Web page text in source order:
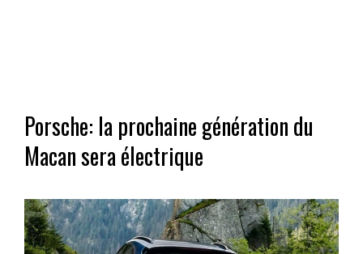
Porsche: la prochaine génération du
Macan sera électrique